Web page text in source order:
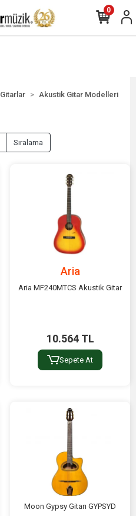
0
Gitarlar
Akustik Gitar Modelleri
Sıralama
Aria
Aria MF240MTCS Akustik Gitar
10.564 TL
Sepete At
Moon Gypsy Gitarı GYPSYD